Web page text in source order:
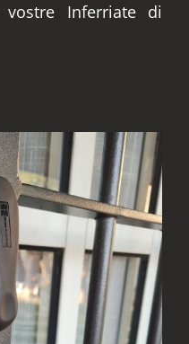
Inferriate di